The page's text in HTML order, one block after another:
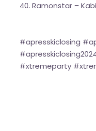
40. Ramonstar –
#apresskiclosing
#xtremeparty